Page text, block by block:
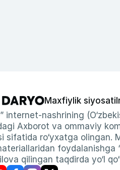
Maxfiylik siyosati
internet-nashrining
Axborot va ommaviy
sifatida ro‘yxatga olingan.
foydalanishga
qilingan taqdirda yo‘l